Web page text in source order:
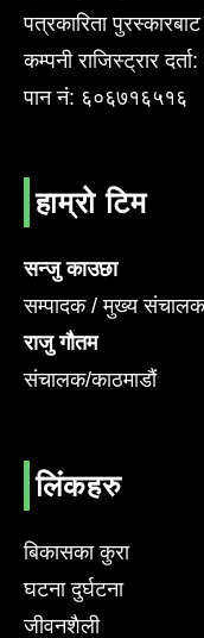
पत्रकारिता
कम्पनी राजिस्ट्रार
पान नं: ६०६७१६५१६
हाम्रो टिम
सन्जु काउछा
सम्पादक / मुख्य संचालक
राजु गौतम
संचालक/काठमाडौं
लिंकहरु
बिकासका कुरा
घटना दुर्घटना
जीवनशैली